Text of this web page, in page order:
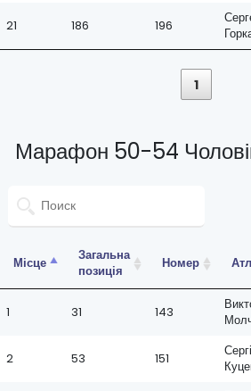
21 186 196
1
Марафон 50-54
Місце
Загальна
позиція
Номер
1 31 143
2 53 151